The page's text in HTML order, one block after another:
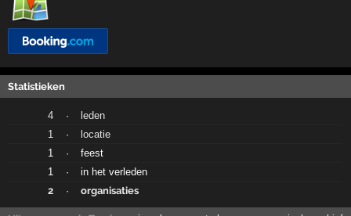
Statistieken
4 ·
leden
1
·
locatie
1
·
feest
1
·
in het verleden
2
· organisaties